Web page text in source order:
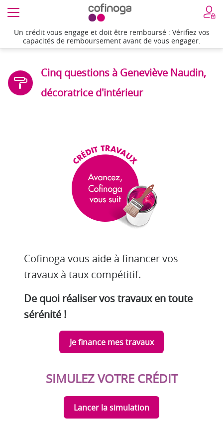
Un crédit vous engage et doit être remboursé : Vérifiez vos
capacités de remboursement avant de vous engager.
Cinq questions à Geneviève Naudin,
décoratrice d'intérieur
Cofinoga vous aide à financer vos
travaux à taux compétitif.
De quoi réaliser vos travaux en toute
sérénité !
Je finance mes travaux
SIMULEZ VOTRE CRÉDIT
Lancer la simulation